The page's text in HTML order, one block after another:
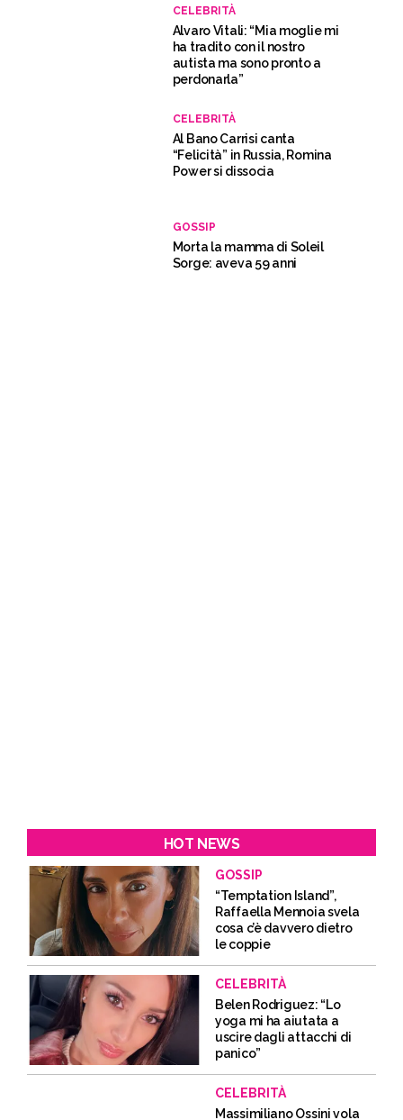
CELEBRITÀ
Alvaro Vitali: “Mia moglie mi
ha tradito con il nostro
autista ma sono pronto a
perdonarla”
CELEBRITÀ
Al Bano Carrisi canta
“Felicità” in Russia, Romina
Power si dissocia
GOSSIP
Morta la mamma di Soleil
Sorge: aveva 59 anni
HOT NEWS
GOSSIP
“Temptation Island”,
Raffaella Mennoia svela
cosa c’è davvero dietro
le coppie
CELEBRITÀ
Belen Rodriguez: “Lo
yoga mi ha aiutata a
uscire dagli attacchi di
panico”
CELEBRITÀ
Massimiliano Ossini vola